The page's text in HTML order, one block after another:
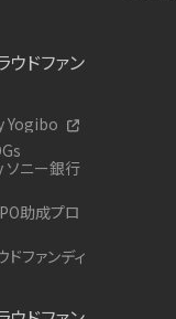
ドファン
Yogibo
ニー銀行
助成プロ
ドファンディ